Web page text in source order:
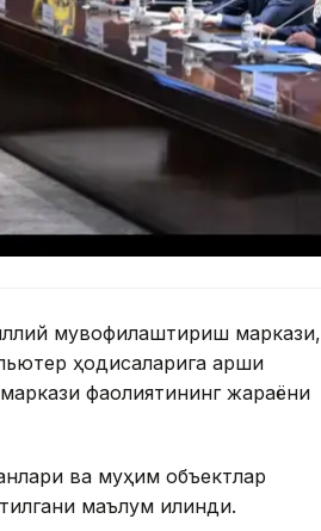
мувофиқлаштириш маркази,
ҳодисаларига қарши
фаолиятининг жараёни
ва муҳим объектлар
маълум қилинди.